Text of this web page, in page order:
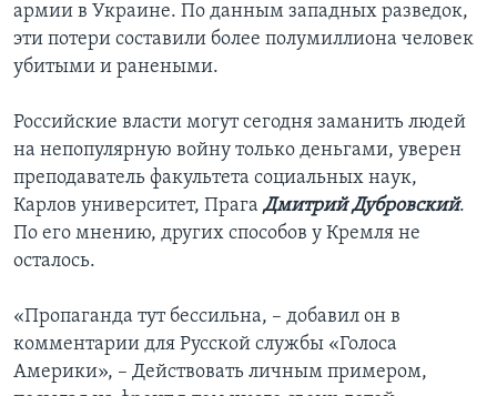
армии в Украине. По данным западных разведок,
эти потери составили более полумиллиона человек
убитыми и ранеными.
Российские власти могут сегодня заманить людей
на непопулярную войну только деньгами, уверен
преподаватель факультета социальных наук,
Карлов университет, Прага Дмитрий Дубровский.
По его мнению, других способов у Кремля не
осталось.
«Пропаганда тут бессильна, – добавил он в
комментарии для Русской службы «Голоса
Америки», – Действовать личным примером,